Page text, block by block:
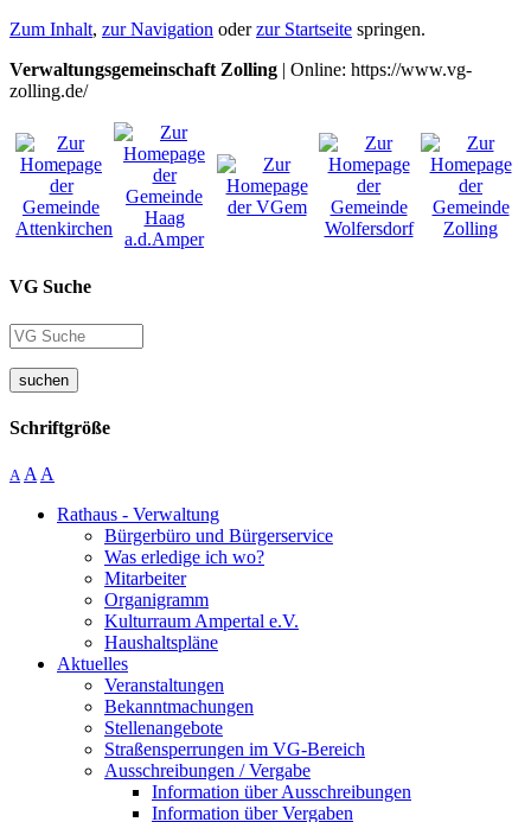
Zum Inhalt, zur Navigation oderzur Startseite springen.
Verwaltungsgemeinschaft Zolling | Online: https://www.vg-
zolling.de/
VG Suche
suchen
Schriftgröße
A A A
Rathaus - Verwaltung
Bürgerbüro und Bürgerservice
Was erledige ich wo?
Mitarbeiter
Organigramm
Kulturraum Ampertal e.V.
Haushaltspläne
Aktuelles
Veranstaltungen
Bekanntmachungen
Stellenangebote
Straßensperrungen im VG-Bereich
Ausschreibungen / Vergabe
Information über Ausschreibungen
Information über Vergaben